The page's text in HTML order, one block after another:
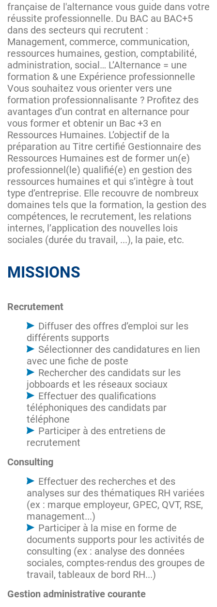
française de l'alternance vous guide dans votre
réussite professionnelle. Du BAC au BAC+5
dans des secteurs qui recrutent :
Management, commerce, communication,
ressources humaines, gestion, comptabilité,
administration, social… L’Alternance = une
formation & une Expérience professionnelle
Vous souhaitez vous orienter vers une
formation professionnalisante ? Profitez des
avantages d’un contrat en alternance pour
vous former et obtenir un Bac +3 en
Ressources Humaines. L’objectif de la
préparation au Titre certifié Gestionnaire des
Ressources Humaines est de former un(e)
professionnel(le) qualifié(e) en gestion des
ressources humaines et qui s’intègre à tout
type d’entreprise. Elle recouvre de nombreux
domaines tels que la formation, la gestion des
compétences, le recrutement, les relations
internes, l’application des nouvelles lois
sociales (durée du travail, ...), la paie, etc.
MISSIONS
Recrutement
Diffuser des offres d’emploi sur les
différents supports
Sélectionner des candidatures en lien
avec une fiche de poste
Rechercher des candidats sur les
jobboards et les réseaux sociaux
Effectuer des qualifications
téléphoniques des candidats par
téléphone
Participer à des entretiens de
recrutement
Consulting
Effectuer des recherches et des
analyses sur des thématiques RH variées
(ex : marque employeur, GPEC, QVT, RSE,
management...)
Participer à la mise en forme de
documents supports pour les activités de
consulting (ex : analyse des données
sociales, comptes-rendus des groupes de
travail, tableaux de bord RH...)
Gestion administrative courante